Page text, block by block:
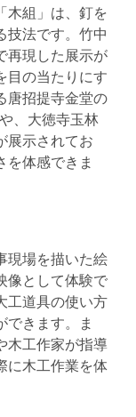
木組」は、釘を
技法です。竹中
再現した展示が
目の当たりにす
唐招提寺金堂の
、大徳寺玉林
展示されてお
を体感できま
現場を描いた絵
像として体験で
工道具の使い方
できます。ま
木工作家が指導
に木工作業を体